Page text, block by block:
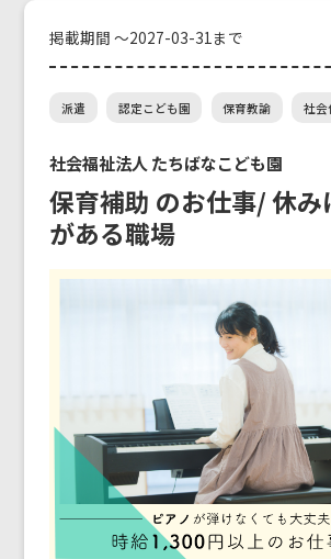
掲載期間 ～2027-03-31まで
派遣 認定こども園 保育教諭 社会
社会福祉法人 たちばなこども園
保育補助 のお仕事/ 休み
がある職場